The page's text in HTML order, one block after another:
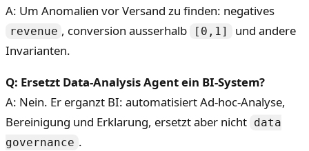
A: Um Anomalien vor Versand zu finden: negatives
revenue , conversion ausserhalb [0,1]
und andere
Invarianten.
Q: Ersetzt Data-Analysis Agent ein BI-System?
A: Nein. Er erganzt BI: automatisiert Ad-hoc-Analyse,
Bereinigung und Erklarung, ersetzt aber nicht data
governance .